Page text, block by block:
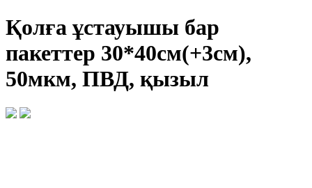
Қолға ұстауышы бар
пакеттер 30*40см(+3см),
50мкм, ПВД, қызыл